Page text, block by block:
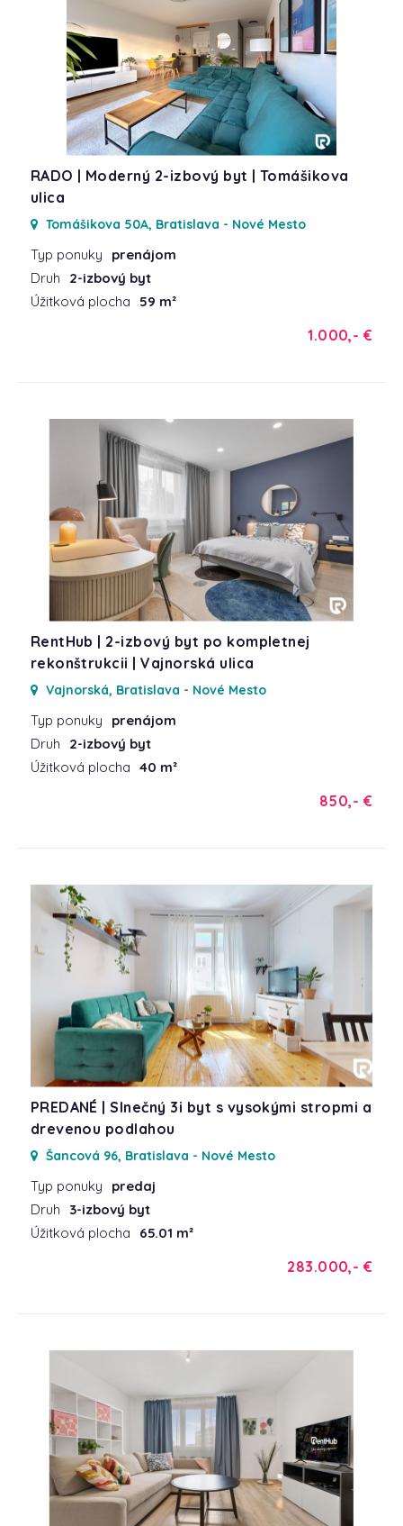
RADO | Moderný 2-izbový byt | Tomášikova
ulica
Tomášikova 50A, Bratislava - Nové Mesto
Typ ponuky
prenájom
Druh
2-izbový byt
Úžitková plocha
59 m²
1.000,- €
RentHub | 2-izbový byt po kompletnej
rekonštrukcii | Vajnorská ulica
Vajnorská, Bratislava - Nové Mesto
Typ ponuky
prenájom
Druh
2-izbový byt
Úžitková plocha 40 m²
850,- €
PREDANÉ | Slnečný 3i byt s vysokými stropmi a
drevenou podlahou
Šancová 96, Bratislava - Nové Mesto
Typ ponuky
predaj
Druh
3-izbový byt
Úžitková plocha
65.01 m²
283.000,- €